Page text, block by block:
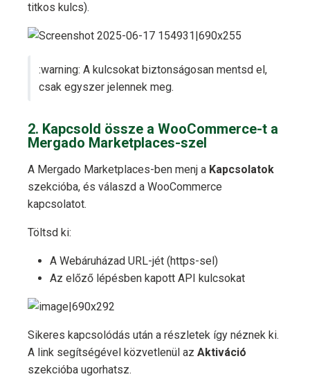
titkos kulcs).
:warning: A kulcsokat biztonságosan mentsd el,
csak egyszer jelennek meg.
2. Kapcsold össze a WooCommerce-t a
Mergado Marketplaces-szel
A Mergado Marketplaces-ben menj a Kapcsolatok
szekcióba, és válaszd a WooCommerce
kapcsolatot.
Töltsd ki:
A Webáruházad URL-jét (https-sel)
Az előző lépésben kapott API kulcsokat
Sikeres kapcsolódás után a részletek így néznek ki.
A link segítségével közvetlenül az Aktiváció
szekcióba ugorhatsz.